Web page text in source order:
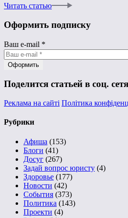
Читать статью
Оформить подписку
Ваш e-mail *
Поделится статьей в соц.
Реклама на сайті Політика
Рубрики
Афиша (153)
Блоги (41)
Досуг (267)
Задай вопрос юристу (4)
Здоровье (177)
Новости (42)
События (373)
Политика (143)
Проекти (4)